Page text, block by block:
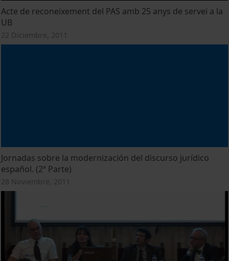
Acte de reconeixement del PAS amb 25 anys de servei a la
UB
22 Diciembre, 2011
Jornadas sobre la modernización del discurso jurídico
español. (2ª Parte)
28 Noviembre, 2011